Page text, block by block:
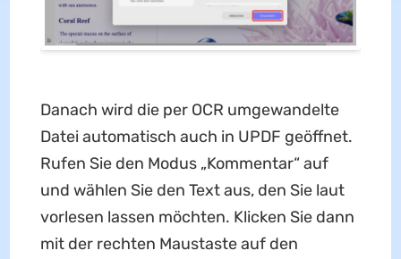
Danach wird die per OCR umgewandelte
Datei automatisch auch in UPDF geöffnet.
Rufen Sie den Modus „Kommentar“ auf
und wählen Sie den Text aus, den Sie laut
vorlesen lassen möchten. Klicken Sie dann
mit der rechten Maustaste auf den